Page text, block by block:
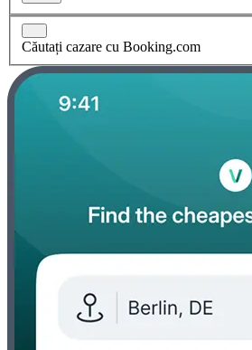
Căutați cazare cu Booking.com